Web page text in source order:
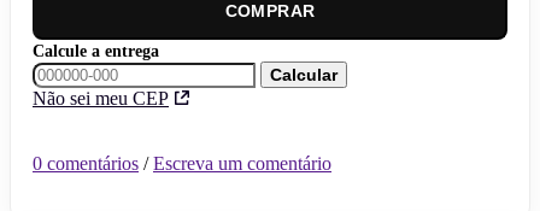
COMPRAR
Calcule a entrega
Calcular
Não sei meu CEP
0 comentários /Escreva um comentário